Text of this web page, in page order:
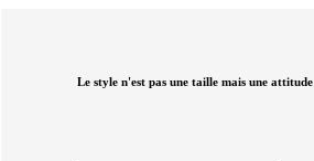
Le style n'est pas une taille mais une attitude